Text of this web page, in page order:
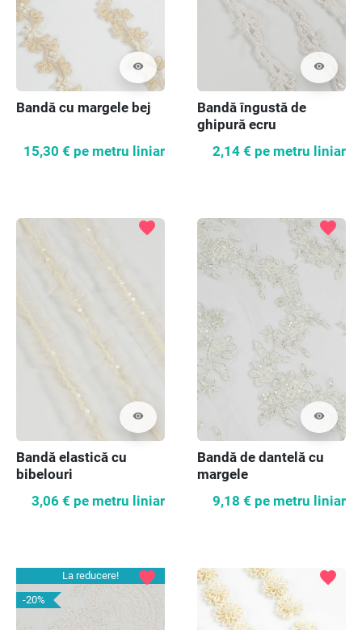
visibility
Bandă cu margele bej
15,30 € pe metru liniar
visibility
Bandă îngustă de
ghipură ecru
2,14 € pe metru liniar
visibility
favorite
Bandă elastică cu
bibelouri
3,06 € pe metru liniar
visibility
favorite
Bandă de dantelă cu
margele
9,18 € pe metru liniar
La reducere!
-20%
favorite favorite